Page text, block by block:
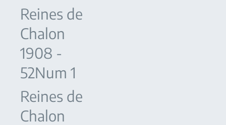
Reines de
Chalon
1908 -
52Num 1
Reines de
Chalon